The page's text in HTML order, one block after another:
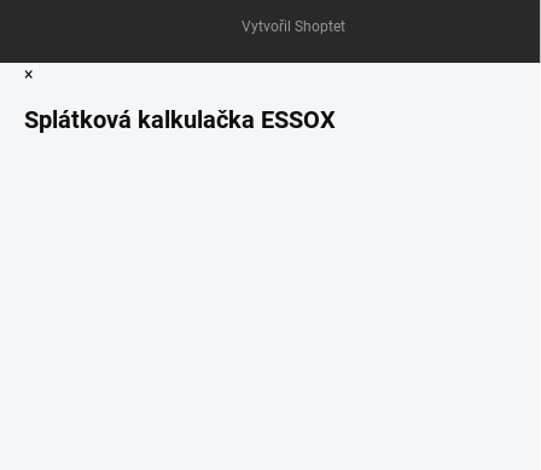
Vytvořil Shoptet
×
Splátková kalkulačka ESSOX